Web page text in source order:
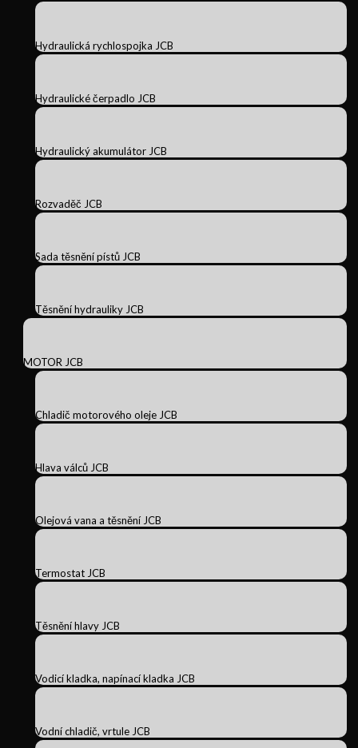
Hydraulická rychlospojka JCB
Hydraulické čerpadlo JCB
Hydraulický akumulátor JCB
Rozvaděč JCB
Sada těsnění pístů JCB
Těsnění hydrauliky JCB
MOTOR JCB
Chladič motorového oleje JCB
Hlava válců JCB
Olejová vana a těsnění JCB
Termostat JCB
Těsnění hlavy JCB
Vodicí kladka, napínací kladka JCB
Vodní chladič, vrtule JCB